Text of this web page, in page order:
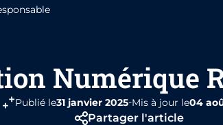
Numérique
Publié le31 janvier 2025-Mis à jour le04
Partager l'article